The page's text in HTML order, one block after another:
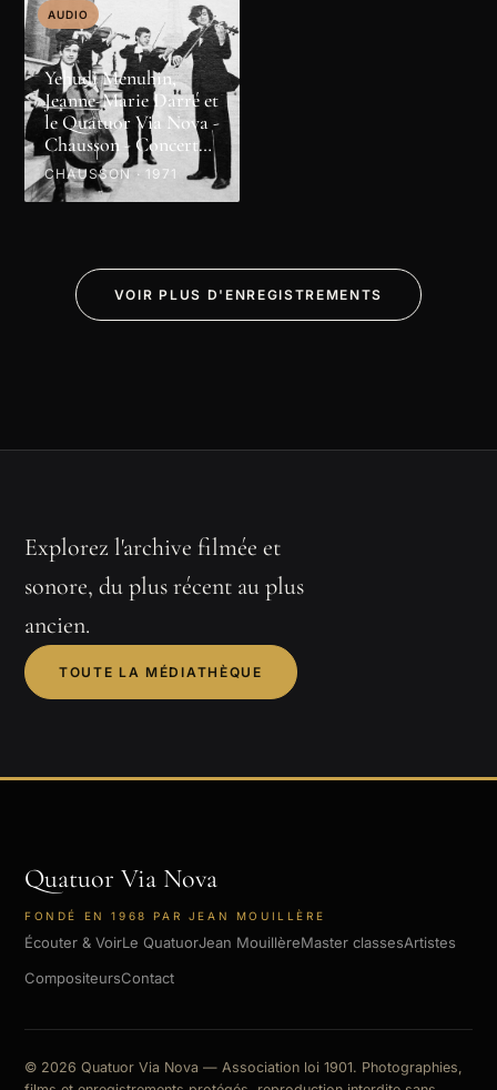
AUDIO
Yehudi Menuhin,
Jeanne-Marie Darré et
le Quatuor Via Nova -
Chausson - Concert
en ré majeur
CHAUSSON · 1971
VOIR PLUS D'ENREGISTREMENTS
Explorez l'archive filmée et
sonore, du plus récent au plus
ancien.
TOUTE LA MÉDIATHÈQUE
Quatuor Via Nova
FONDÉ EN 1968 PAR JEAN MOUILLÈRE
Écouter & VoirLe QuatuorJean MouillèreMaster classesArtistes
CompositeursContact
© 2026 Quatuor Via Nova — Association loi 1901. Photographies,